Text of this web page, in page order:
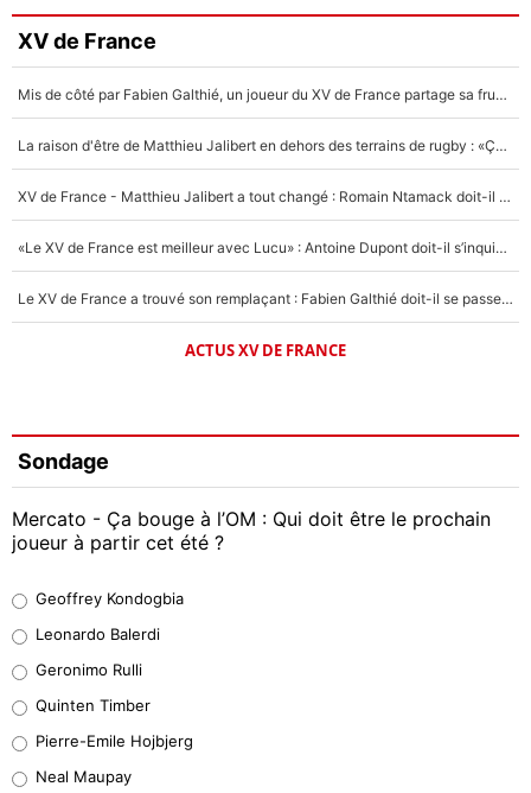
XV de France
Mis de côté par Fabien Galthié, un joueur du XV de France partage sa frustration : «ils ne me l’ont pas dit tout de suite»
La raison d'être de Matthieu Jalibert en dehors des terrains de rugby : «Ça m'atteint autant que si tu touches à un membre de ma famille»
XV de France - Matthieu Jalibert a tout changé : Romain Ntamack doit-il s’inquiéter pour sa place à un an de la Coupe du monde ?
«Le XV de France est meilleur avec Lucu» : Antoine Dupont doit-il s’inquiéter pour sa place ?
Le XV de France a trouvé son remplaçant : Fabien Galthié doit-il se passer d'Antoine Dupont ?
ACTUS XV DE FRANCE
Sondage
Mercato - Ça bouge à l’OM : Qui doit être le prochain
joueur à partir cet été ?
38%
32%
5%
Geoffrey Kondogbia
Leonardo Balerdi
Geronimo Rulli
Quinten Timber
Pierre-Emile Hojbjerg
Neal Maupay